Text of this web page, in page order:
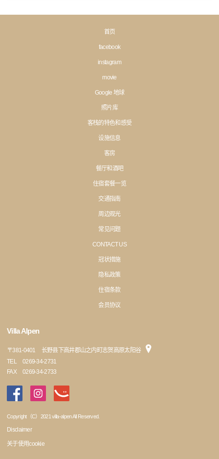
首页
facebook
instagram
movie
Google 地球
照片库
客栈的特色和感受
设施信息
客房
餐厅和酒吧
住宿套餐一览
交通指南
周边观光
常见问题
CONTACT US
冠状措施
隐私政策
住宿条款
会员协议
Villa Alpen
〒381-0401
长野县下高井郡山之内町志贺高原太阳谷
TEL
0269-34-2731
FAX
0269-34-2733
Copyright（C）2021 villa-alpen All Reserved.
Disclaimer
关于使用cookie